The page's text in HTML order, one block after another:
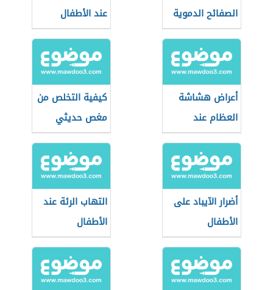
الصفائح الدموية
عند الأطفال
عند الأطفال
أعراض هشاشة
العظام عند
الأطفال
كيفية التخلص من
مغص حديثي
الولادة
أضرار الآيباد على
الأطفال
التهاب الرئة عند
الأطفال